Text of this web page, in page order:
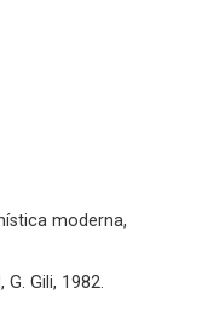
moderna,
G. Gili, 1982.